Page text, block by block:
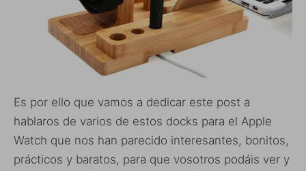
Es por ello que vamos a dedicar este post a
hablaros de varios de estos docks para el Apple
Watch que nos han parecido interesantes, bonitos,
prácticos y baratos, para que vosotros podáis ver y